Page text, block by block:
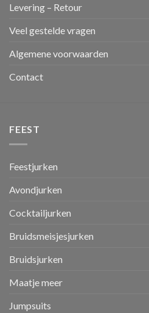
Levering – Retour
Veel gestelde vragen
Algemene voorwaarden
Contact
FEEST
Feestjurken
Avondjurken
Cocktailjurken
Bruidsmeisjesjurken
Bruidsjurken
Maatje meer
Jumpsuits